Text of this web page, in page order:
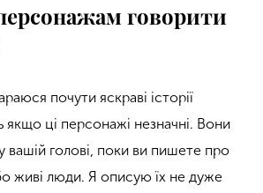
говорити
почути яскраві історії
якщо ці персонажі незначні. Вони
вашій голові, поки ви пишете про
живі люди. Я описую їх не дуже